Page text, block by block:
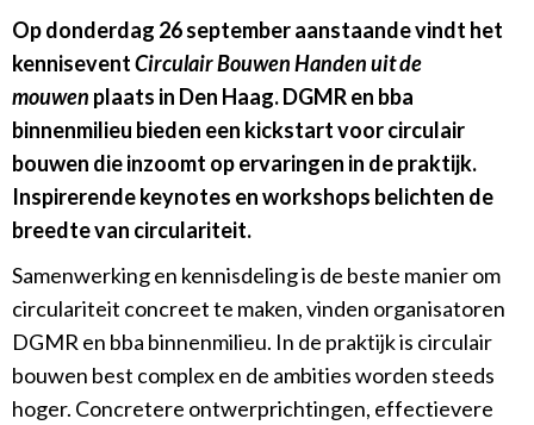
Op donderdag 26 september aanstaande vindt het
kenniseventCirculair Bouwen Handen uit de
mouwen plaats in Den Haag. DGMR en bba
binnenmilieu bieden een kickstart voor circulair
bouwen die inzoomt op ervaringen in de praktijk.
Inspirerende keynotes en workshops belichten de
breedte van circulariteit.
Samenwerking en kennisdeling is de beste manier om
circulariteit concreet te maken, vinden organisatoren
DGMR en bba binnenmilieu. In de praktijk is circulair
bouwen best complex en de ambities worden steeds
hoger. Concretere ontwerprichtingen, effectievere